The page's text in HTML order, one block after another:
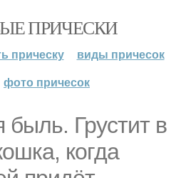
ПРИЧЕСКИ
прическу
виды причесок
фото причесок
быль. Грустит в
когда